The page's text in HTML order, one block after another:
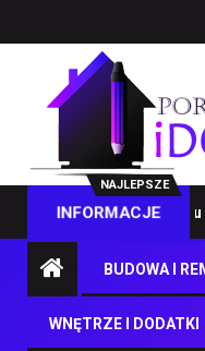
NAJLEPSZE
INFORMACJE
na wymiar w stylu
BUDOWA I
WNĘTRZE I DODATKI